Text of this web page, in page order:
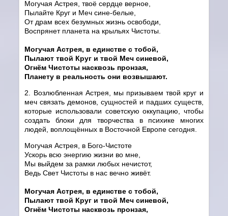
Могучая Астрея, твоё сердце верное,
Пылайте Круг и Меч сине-белые,
От драм всех безумных жизнь освободи,
Воспрянет планета на крыльях Чистоты.
Могучая Астрея, в единстве с тобой,
Пылают твой Круг и твой Меч синевой,
Огнём Чистоты насквозь пронзая,
Планету в реальность они возвышают.
2. Возлюбленная Астрея, мы призываем твой круг и
меч связать демонов, сущностей и падших существ,
которые использовали советскую оккупацию, чтобы
создать блоки для творчества в психике многих
людей, воплощённых в Восточной Европе сегодня.
Могучая Астрея, в Бого-Чистоте
Ускорь всю энергию жизни во мне,
Мы выйдем за рамки любых нечистот,
Ведь Свет Чистоты в нас вечно живёт.
Могучая Астрея, в единстве с тобой,
Пылают твой Круг и твой Меч синевой,
Огнём Чистоты насквозь пронзая,